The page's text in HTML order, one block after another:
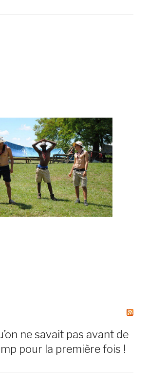
ne savait pas avant de
pour la première fois !